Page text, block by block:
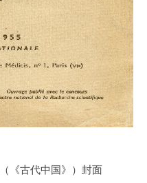
（《古代中国》）封面